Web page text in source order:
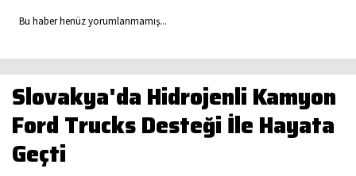
Bu haber henüz yorumlanmamış...
Slovakya'da Hidrojenli Kamyon
Ford Trucks Desteği İle Hayata
Geçti